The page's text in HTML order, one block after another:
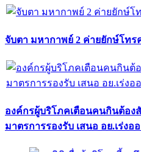
จับตา มหากาพย์ 2 ค่ายยักษ์โท
องค์กรผู้บริโภคเตือนคนกินต้อง
มาตรการรองรับ เสนอ อย.เร่